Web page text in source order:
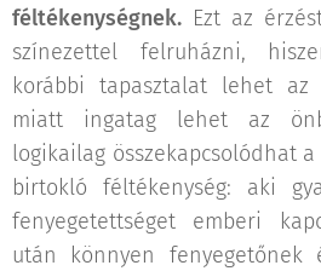
féltékenységnek. Ezt az
színezettel felruházni,
korábbi tapasztalat lehet
miatt ingatag lehet az
logikailag összekapcsolódhat
birtokló féltékenység: aki
fenyegetettséget emberi
után könnyen fenyegetőnek